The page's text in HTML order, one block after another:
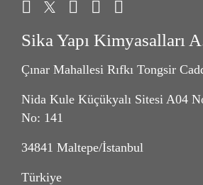
Sika Yapı Kimyasalları
Çınar Mahallesi Rıfkı Tongsir
Nida Kule Küçükyalı Sitesi A04
No: 141
34841 Maltepe/İstanbul
Türkiye